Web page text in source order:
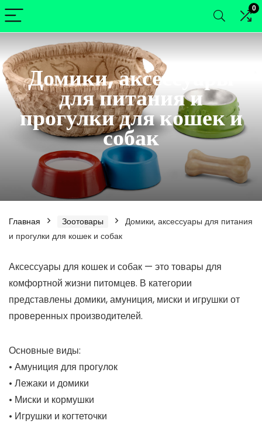
0
Домики, аксессуары
для питания и
прогулки для кошек и
собак
Главная Зоотовары
Домики, аксессуары для питания
и прогулки для кошек и собак
Аксессуары для кошек и собак — это товары для
комфортной жизни питомцев. В категории
представлены домики, амуниция, миски и игрушки от
проверенных производителей.
Основные виды:
• Амуниция для прогулок
• Лежаки и домики
• Миски и кормушки
• Игрушки и когтеточки